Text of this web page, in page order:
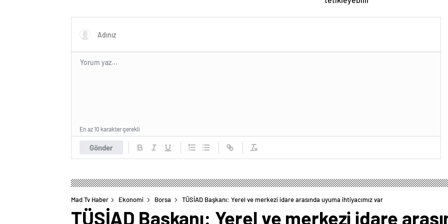
Gönder
En az 10 karakter gerekli
Mad Tv Haber Ekonomi Borsa TÜSİAD Başkanı: Yerel ve merkezi idare arasında uyuma ihtiyacımız var
TÜSİAD Başkanı: Yerel ve merkezi idare